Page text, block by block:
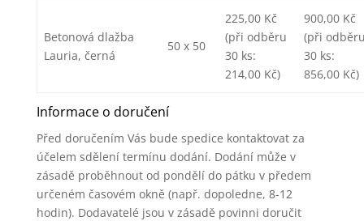
Betonová dlažba
Lauria, černá
50 x 50
225,00 Kč
(při odběru
30 ks:
214,00 Kč)
900,00 Kč
(při
30 ks:
856,00 Kč)
Informace o doručení
Před doručením Vás bude spedice kontaktovat za
účelem sdělení termínu dodání. Dodání může v
zásadě proběhnout od pondělí do pátku v předem
určeném časovém okně (např. dopoledne, 8-12
hodin). Dodavatelé jsou v zásadě povinni doručit